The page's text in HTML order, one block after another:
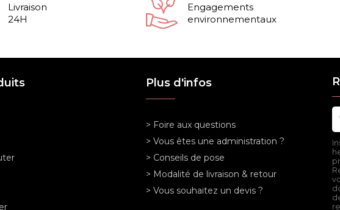
Livraison
24H
Engagements
environnementaux
Plus d'infos
> Foire aux questions
> Vous êtes une administration ?
> Conseils de pose
> Modalité de livraison & retour
> Vous souhaitez un devis ?